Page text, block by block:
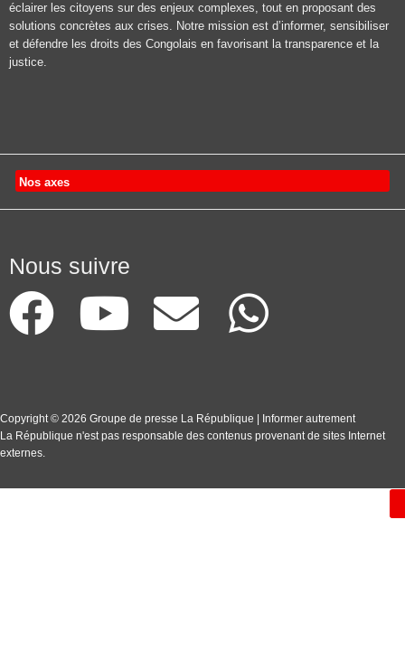
éclairer les citoyens sur des enjeux complexes, tout en proposant des
solutions concrètes aux crises. Notre mission est d’informer, sensibiliser
et défendre les droits des Congolais en favorisant la transparence et la
justice.
Nos axes
Nous suivre
Copyright © 2026 Groupe de presse La République | Informer autrement
La République n'est pas responsable des contenus provenant de sites Internet
externes.